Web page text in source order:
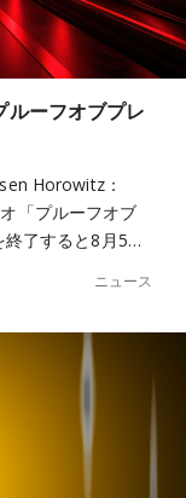
ーフオブプレ
Horowitz：
「プルーフオブ
了すると8月5…
ニュース